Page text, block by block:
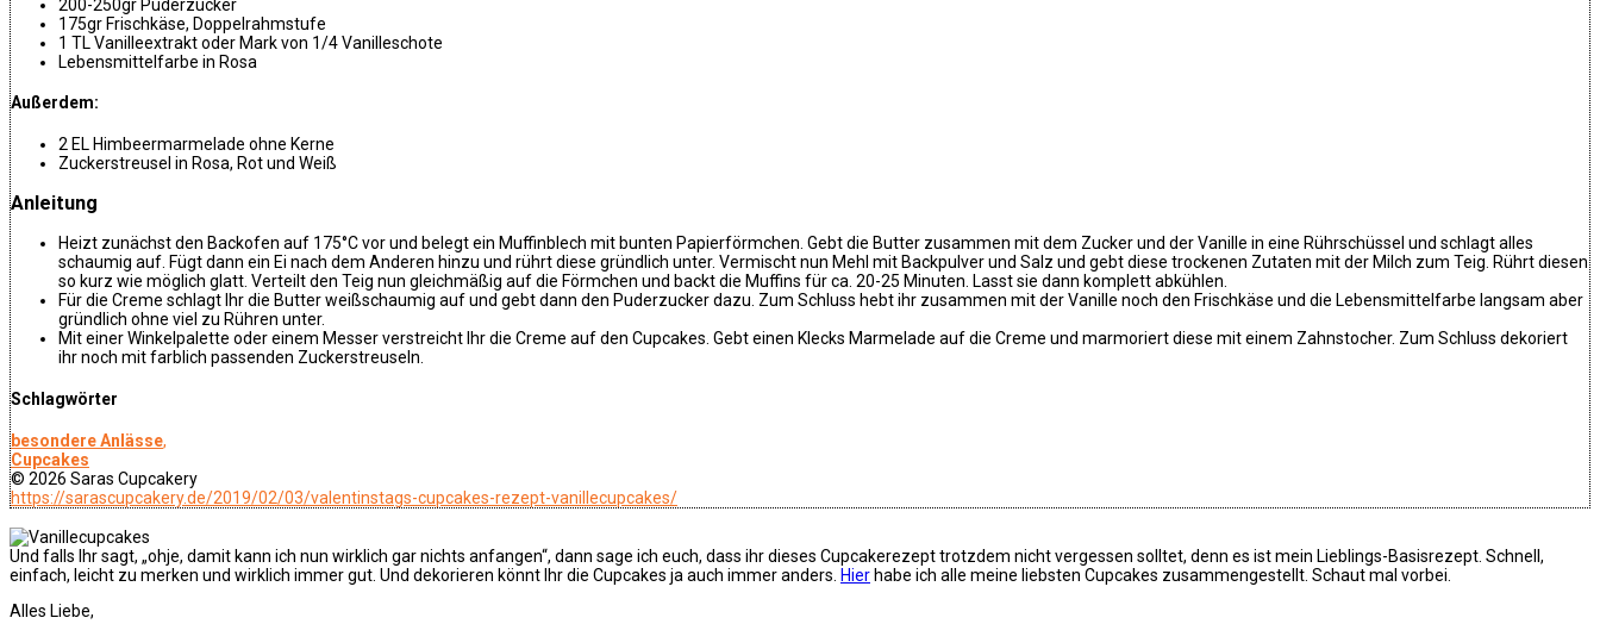
200-250gr Puderzucker
175gr Frischkäse, Doppelrahmstufe
1 TL Vanilleextrakt oder Mark von 1/4 Vanilleschote
Lebensmittelfarbe in Rosa
Außerdem:
2 EL Himbeermarmelade ohne Kerne
Zuckerstreusel in Rosa, Rot und Weiß
Anleitung
Heizt zunächst den Backofen auf 175°C vor und belegt ein Muffinblech mit bunten Papierförmchen. Gebt die Butter zusammen mit dem Zucker und der Vanille in eine Rührschüssel und schlagt alles
schaumig auf. Fügt dann ein Ei nach dem Anderen hinzu und rührt diese gründlich unter. Vermischt nun Mehl mit Backpulver und Salz und gebt diese trockenen Zutaten mit der Milch zum Teig. Rührt diesen
so kurz wie möglich glatt. Verteilt den Teig nun gleichmäßig auf die Förmchen und backt die Muffins für ca. 20-25 Minuten. Lasst sie dann komplett abkühlen.
Für die Creme schlagt Ihr die Butter weißschaumig auf und gebt dann den Puderzucker dazu. Zum Schluss hebt ihr zusammen mit der Vanille noch den Frischkäse und die Lebensmittelfarbe langsam aber
gründlich ohne viel zu Rühren unter.
Mit einer Winkelpalette oder einem Messer verstreicht Ihr die Creme auf den Cupcakes. Gebt einen Klecks Marmelade auf die Creme und marmoriert diese mit einem Zahnstocher. Zum Schluss dekoriert
ihr noch mit farblich passenden Zuckerstreuseln.
Schlagwörter
besondere Anlässe,
Cupcakes
© 2026 Saras Cupcakery
https://sarascupcakery.de/2019/02/03/valentinstags-cupcakes-rezept-vanillecupcakes/
Und falls Ihr sagt, „ohje, damit kann ich nun wirklich gar nichts anfangen“, dann sage ich euch, dass ihr dieses Cupcakerezept trotzdem nicht vergessen solltet, denn es ist mein Lieblings-Basisrezept. Schnell,
einfach, leicht zu merken und wirklich immer gut. Und dekorieren könnt Ihr die Cupcakes ja auch immer anders. Hier habe ich alle meine liebsten Cupcakes zusammengestellt. Schaut mal vorbei.
Alles Liebe,